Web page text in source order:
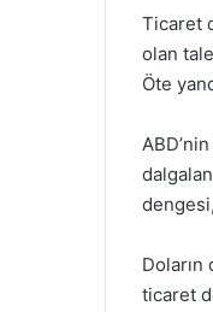
Ticaret
olan
Öte
ticaret